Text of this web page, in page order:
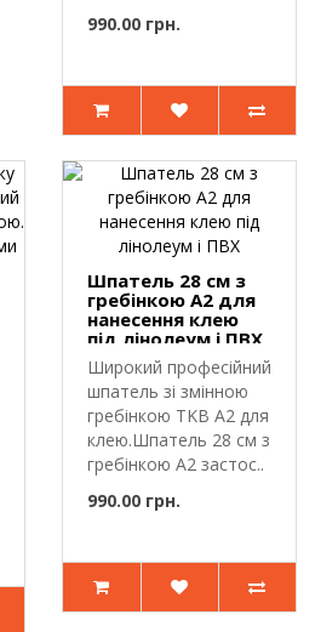
990.00 грн.
Шпатель 28 см з
гребінкою A2 для
нанесення клею
під лінолеум і ПВХ
Широкий професійний
шпатель зі змінною
гребінкою TKB A2 для
клею.Шпатель 28 см з
гребінкою A2 застос..
990.00 грн.